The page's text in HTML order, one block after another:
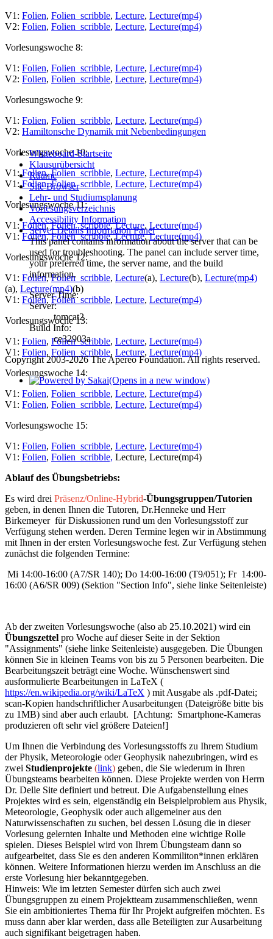
V1: Folien, Folien_scribble, Lecture, Lecture(mp4)
V2: Folien, Folien_scribble, Lecture, Lecture(mp4)
Vorlesungswoche 8:
V1: Folien, Folien_scribble, Lecture, Lecture(mp4)
V2: Folien, Folien_scribble, Lecture, Lecture(mp4)
Vorlesungswoche 9:
V1: Folien, Folien_scribble, Lecture, Lecture(mp4)
V2: Hamiltonsche Dynamik mit Nebenbedingungen
Vorlesungswoche 10:
V1:Folien,Folien_scribble, Lecture, Lecture(mp4)
V1:Folien,Folien_scribble, Lecture, Lecture(mp4)
Vorlesungswoche 11:
V1: Folien,Folien_scribble,Lecture, Lecture(mp4)
V1: Folien,Folien_scribble,Lecture,Lecture(mp4)
Vorlesungswoche 12:
V1: Folien,Folien_scribble, Lecture(a), Lecture(b), Lecture(mp4)
(a), Lecture(mp4)(b)
V1: Folien,Folien_scribble, Lecture, Lecture(mp4)
Vorlesungswoche 13:
V1: Folien, Folien_scribble, Lecture, Lecture(mp4)
V1: Folien, Folien_scribble, Lecture, Lecture(mp4)
Vorlesungswoche 14:
V1: Folien, Folien_scribble, Lecture, Lecture(mp4)
V1: Folien, Folien_scribble, Lecture, Lecture(mp4)
Vorlesungswoche 15:
V1: Folien, Folien_scribble, Lecture, Lecture(mp4)
V1: Folien, Folien_scribble, Lecture, Lecture(mp4)
Ablauf des Übungsbetriebs:
Es wird drei Präsenz/Online-Hybrid-Übungsgruppen/Tutorien
geben, in denen Ihnen die Tutoren, Dr.Henneke und Herr
Birkemeyer für Diskussionen rund um den Vorlesungsstoff zur
Verfügung stehen werden. Deren Termine legen wir in Abstimmung
mit Ihnen in der ersten Vorlesungswoche fest. Zur Verfügung stehen
zunächst die folgenden Termine:
Mi 14:00-16:00 (A7/SR 140); Do 14:00-16:00 (T9/051); Fr 14:00-
16:00 (A6/SR 009) (Sektion "Section Info", siehe linke Seitenleiste)
Ab der zweiten Vorlesungswoche (also ab 25.10.2021) wird ein
Übungszettel pro Woche auf dieser Seite in der Sektion
"Assignments" (siehe linke Seitenleiste) ausgegeben. Die Übungen
können Sie in kleinen Teams von bis zu 5 Personen bearbeiten. Die
Bearbeitungszeit beträgt eine Woche. Wünschenswert sind
ausformulierte Bearbeitungen in LaTeX (
https://en.wikipedia.org/wiki/LaTeX ) mit Ausgabe als .pdf-Datei;
scan-Kopien handschriftlicher Ausarbeitungen (Dateigröße bitte bis
zu 1MB) sind aber auch erlaubt. [Achtung: Smartphone-Kameras
produzieren oft sehr viel größere Dateien!]
Um Ihnen die Verbindung des Vorlesungsstoffs zu Ihrem Studium
der Physik, Meteorologie oder Geophysik nahezubringen, wird es
zwei Studienprojekte (link) geben, die Sie wiederum in Ihren
Übungsteams bearbeiten können. Diese Projekte werden von Herrn
Dr. Delle Site definiert und betreut. Die Aufgabenstellung eines
Projektes wird es sein, eigenständig ein Beispielproblem aus Physik,
Meteorologie, Geophysik oder auch allgemeiner aus den
Naturwissenschaften zu suchen, bei dessen Lösung die in dieser
Vorlesung gelernten Inhalte und Methoden eine wichtige Rolle
spielen. Dieses Beispiel wird von Ihrem Übungsteam dann so
aufgearbeitet, dass Sie es den anderen Kommiliton*innen erklären
können. Weitere Informationen hierzu werden im Anschluss an die
erste Vorlesung hier bekanntgegeben.
Hinweis: Wie im letzten Semester dürfen sich auch zwei
Übungsgruppen zu einem Projektteam zusammenschließen, wenn
Sie ein ambitioniertes Thema für Ihr Projekt aufgreifen möchten. Es
muss dann aber klar werden, dass alle Beteiligten zur Ausarbeitung
auch signifikant beigetragen haben.
Whiteboard-Startseite
Klausurübersicht
Räume
Site Browser
Lehr- und Studiumsplanung
Vorlesungsverzeichnis
Accessibility Information
Server Details Information Panel
This panel contains information about the server that can be
used for troubleshooting. The panel can include server time,
your preferred time, the server name, and the build
information.
Server Time:
Server:
tomcat2
Build Info:
ce32903a
Copyright 2003-2026 The Apereo Foundation. All rights reserved.
(Opens in a new window)